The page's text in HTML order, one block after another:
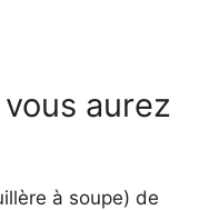
aurez
à soupe) de